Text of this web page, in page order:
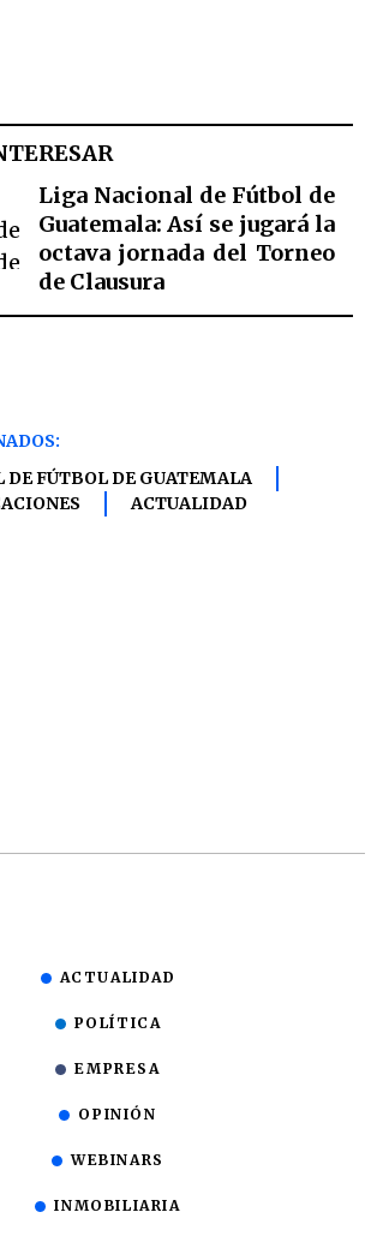
Liga Nacional de Fútbol de
Guatemala: Así se jugará la
octava jornada del Torneo
de Clausura
FÚTBOL DE GUATEMALA
ACTUALIDAD
ACTUALIDAD
POLÍTICA
EMPRESA
OPINIÓN
WEBINARS
INMOBILIARIA